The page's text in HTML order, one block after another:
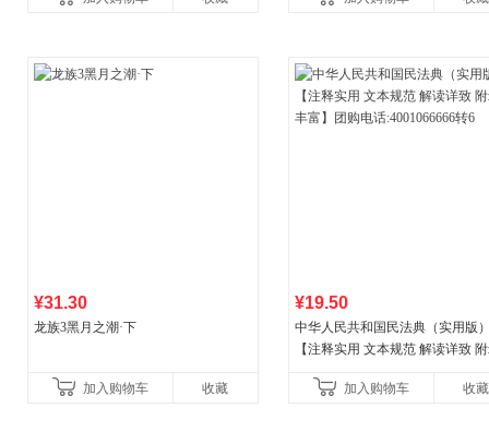
¥31.30
龙族3黑月之潮·下
加入购物车 收藏
¥19.50
中华人民共和国民法典（实用版
【注释实用 文本规范 解读详致
加入购物车
收藏